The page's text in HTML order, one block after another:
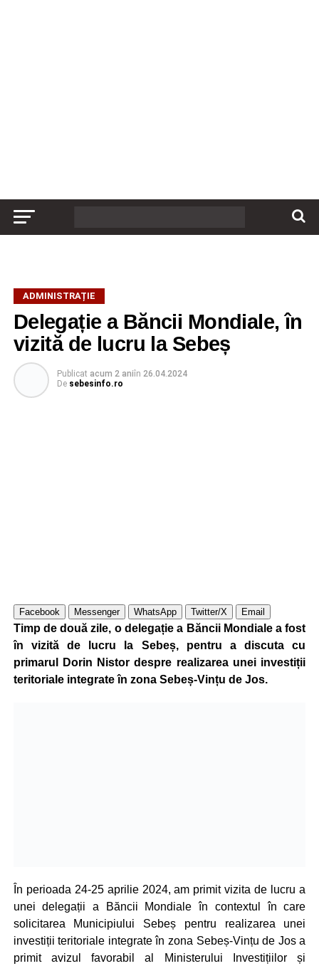
ADMINISTRAȚIE
Delegație a Băncii Mondiale, în
vizită de lucru la Sebeș
Publicat acum 2 aniîn 26.04.2024
De sebesinfo.ro
Facebook Messenger WhatsApp Twitter/X Email
Timp de două zile, o delegație a Băncii Mondiale a fost
în vizită de lucru la Sebeș, pentru a discuta cu
primarul Dorin Nistor despre realizarea unei investiții
teritoriale integrate în zona Sebeș-Vințu de Jos.
În perioada 24-25 aprilie 2024, am primit vizita de lucru a
unei delegații a Băncii Mondiale în contextul în care
solicitarea Municipiului Sebeș pentru realizarea unei
investiții teritoriale integrate în zona Sebeș-Vințu de Jos a
primit avizul favorabil al Ministerului Investițiilor și